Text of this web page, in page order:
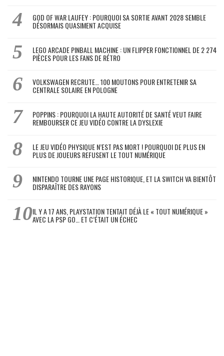
GOD OF WAR LAUFEY : POURQUOI SA SORTIE AVANT 2028 SEMBLE
DÉSORMAIS QUASIMENT ACQUISE
LEGO ARCADE PINBALL MACHINE : UN FLIPPER FONCTIONNEL DE 2 274
PIÈCES POUR LES FANS DE RÉTRO
VOLKSWAGEN RECRUTE… 100 MOUTONS POUR ENTRETENIR SA
CENTRALE SOLAIRE EN POLOGNE
POPPINS : POURQUOI LA HAUTE AUTORITÉ DE SANTÉ VEUT FAIRE
REMBOURSER CE JEU VIDÉO CONTRE LA DYSLEXIE
LE JEU VIDÉO PHYSIQUE N’EST PAS MORT ! POURQUOI DE PLUS EN
PLUS DE JOUEURS REFUSENT LE TOUT NUMÉRIQUE
NINTENDO TOURNE UNE PAGE HISTORIQUE, ET LA SWITCH VA BIENTÔT
DISPARAÎTRE DES RAYONS
IL Y A 17 ANS, PLAYSTATION TENTAIT DÉJÀ LE « TOUT NUMÉRIQUE »
AVEC LA PSP GO… ET C’ÉTAIT UN ÉCHEC